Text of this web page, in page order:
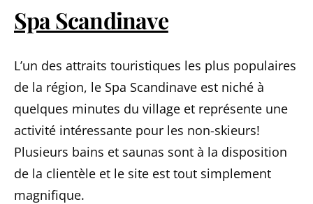
Spa Scandinave
L’un des attraits touristiques les plus populaires
de la région, le Spa Scandinave est niché à
quelques minutes du village et représente une
activité intéressante pour les non-skieurs!
Plusieurs bains et saunas sont à la disposition
de la clientèle et le site est tout simplement
magnifique.